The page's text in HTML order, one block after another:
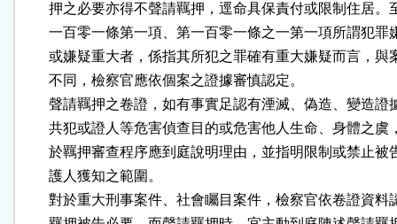
押之必要亦得不聲請羈押，逕命具保責付或限制住居。
一百零一條第一項、第一百零一條之一第一項所謂犯罪
或嫌疑重大者，係指其所犯之罪確有重大嫌疑而言，與
        不同，檢察官應依個案之證據審慎認定。
聲請羈押之卷證，如有事實足認有湮滅、偽造、變造證
共犯或證人等危害偵查目的或危害他人生命、身體之虞
於羈押審查程序應到庭說明理由，並指明限制或禁止被
        護人獲知之範圍。
對於重大刑事案件、社會矚目案件，檢察官依卷證資料